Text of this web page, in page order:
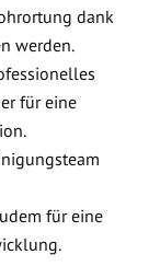
dank
werden.
für eine
für eine